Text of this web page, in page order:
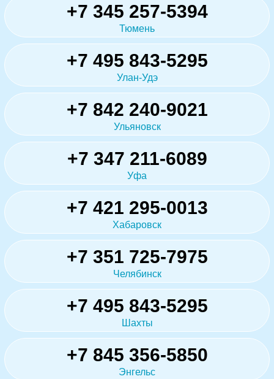
+7 345 257-5394
Тюмень
+7 495 843-5295
Улан-Удэ
+7 842 240-9021
Ульяновск
+7 347 211-6089
Уфа
+7 421 295-0013
Хабаровск
+7 351 725-7975
Челябинск
+7 495 843-5295
Шахты
+7 845 356-5850
Энгельс